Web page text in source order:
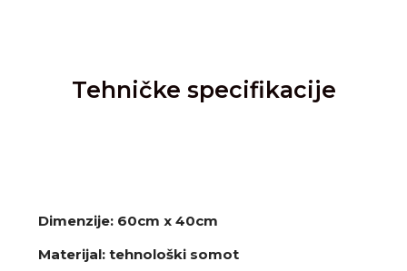
Tehničke specifikacije
Dimenzije: 60cm x 40cm
Materijal: tehnološki somot